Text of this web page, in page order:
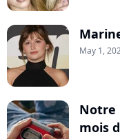
May 1,
Notre
mois